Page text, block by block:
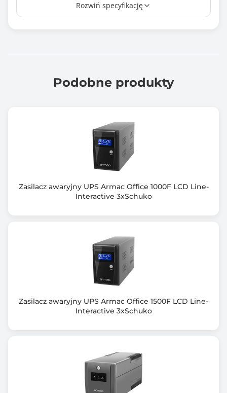
Rodzaj akumulatora
Kształt napięcia wyjściowego
Wspierane systemy operacyjne
Dos 6.x
Mac OS X
(32-bit): Windows XP (SP2 lub wyższy), min. 512 M
Dołączone oprogramowanie
Kolor obudowy
Wymiary [G x S x W] (mm)
Rozwiń specyfikację
Podobne produkty
Zasilacz awaryjny UPS Armac Office 1000F LCD Line-
Interactive 3xSchuko
Zasilacz awaryjny UPS Armac Office 1500F LCD Line-
Interactive 3xSchuko